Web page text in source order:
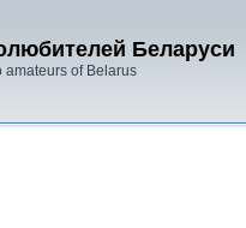
Беларуси
amateurs of Belarus